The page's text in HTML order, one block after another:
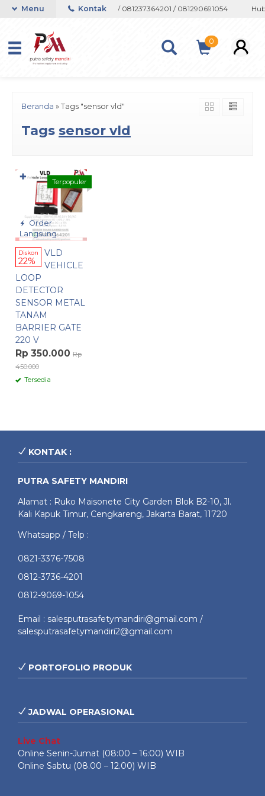
Whatsapp 082133767508 / 081237364201 / 081290691054
Menu Kontak
0
Beranda » Tags "sensor vld"
Tags sensor vld
Order
Langsung
Terpopuler
Diskon
22%
VLD
VEHICLE
LOOP
DETECTOR
SENSOR METAL
TANAM
BARRIER GATE
220 V
Rp 350.000 Rp
450.000
Tersedia
✚
KONTAK :
PUTRA SAFETY MANDIRI
Alamat : Ruko Maisonete City Garden Blok B2-10, Jl.
Kali Kapuk Timur, Cengkareng, Jakarta Barat, 11720
Whatsapp / Telp :
0821-3376-7508
0812-3736-4201
0812-9069-1054
Email : salesputrasafetymandiri@gmail.com /
salesputrasafetymandiri2@gmail.com
PORTOFOLIO PRODUK
JADWAL OPERASIONAL
Live Chat
Online Senin-Jumat (08:00 – 16:00) WIB
Online Sabtu (08.00 – 12.00) WIB